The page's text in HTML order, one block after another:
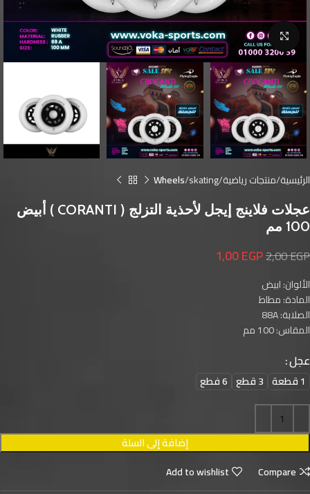
Click to enlarge
الرئيسية منتجات رياضية skating
Wheels
عجلات فلاينج إيجل لأحذية التزلج ( CORANTI ) أبيض
100 مم
2,00EGP
1,00EGP
الألوان: ابيض
المادة: مطاط
الصلابة: 88A
المقاس: 100 مم
عجل
1 قطعة 3 قطع 6 فطع
إضافة إلى السلة
Compare
Add to wishlist